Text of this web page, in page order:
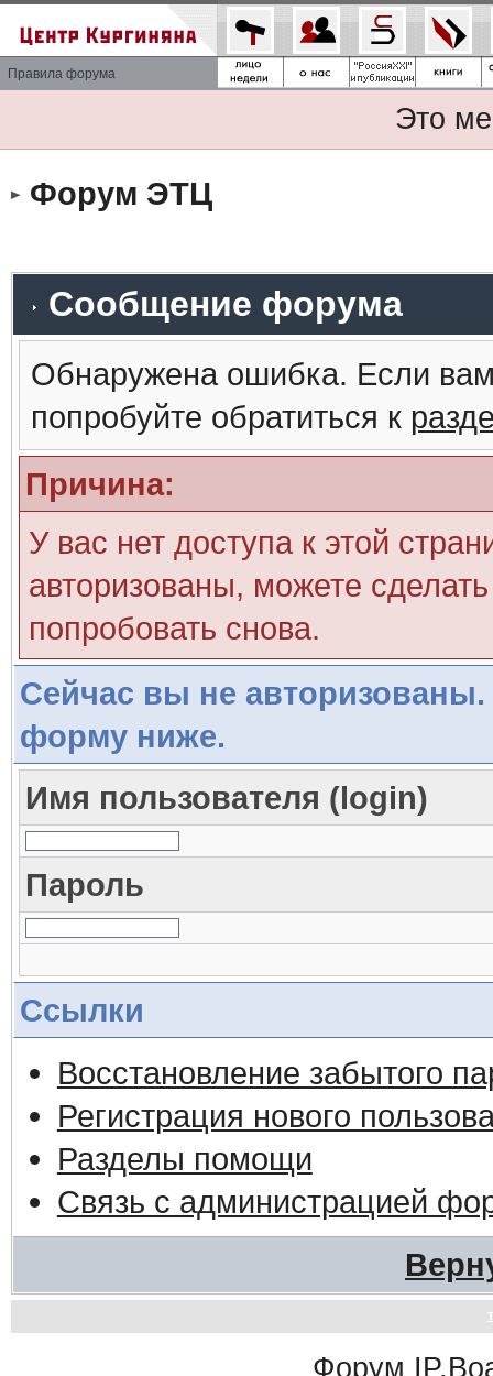
Правила форума
Это
Форум ЭТЦ
Сообщение форума
Обнаружена ошибка. Если
попробуйте обратиться к
Причина:
У вас нет доступа к этой
авторизованы, можете
попробовать снова.
Сейчас вы не авторизованы.
форму ниже.
Имя пользователя (login)
Пароль
Ссылки
Восстановление забытого
Регистрация нового
Разделы помощи
Связь с администрацией
Форум